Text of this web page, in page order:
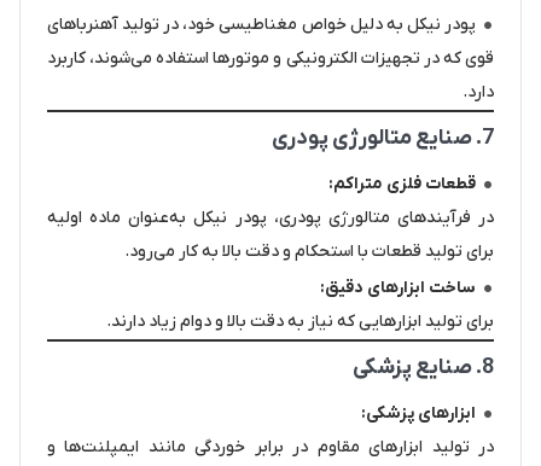
پودر نیکل به دلیل خواص مغناطیسی خود، در تولید آهنرباهای
قوی که در تجهیزات الکترونیکی و موتورها استفاده می‌شوند، کاربرد
دارد.
7. صنایع متالورژی پودری
قطعات فلزی متراکم:
در فرآیندهای متالورژی پودری، پودر نیکل به‌عنوان ماده اولیه
برای تولید قطعات با استحکام و دقت بالا به کار می‌رود.
ساخت ابزارهای دقیق:
برای تولید ابزارهایی که نیاز به دقت بالا و دوام زیاد دارند.
8. صنایع پزشکی
ابزارهای پزشکی:
در تولید ابزارهای مقاوم در برابر خوردگی مانند ایمپلنت‌ها و